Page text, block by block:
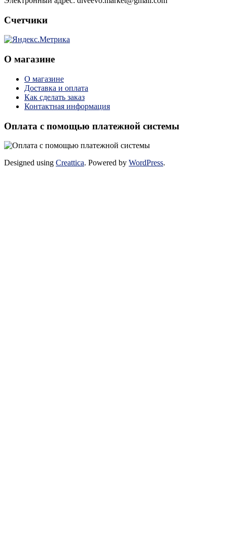
Счетчики
О магазине
О магазине
Доставка и оплата
Как сделать заказ
Контактная информация
Оплата с помощью платежной системы
Designed using Creattica. Powered by WordPress.